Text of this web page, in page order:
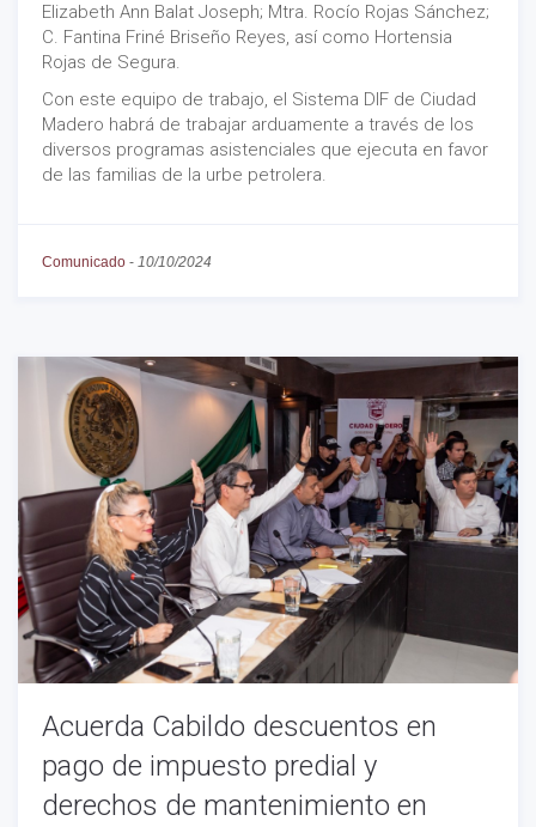
Elizabeth Ann Balat Joseph; Mtra. Rocío Rojas Sánchez;
C. Fantina Friné Briseño Reyes, así como Hortensia
Rojas de Segura.
Con este equipo de trabajo, el Sistema DIF de Ciudad
Madero habrá de trabajar arduamente a través de los
diversos programas asistenciales que ejecuta en favor
de las familias de la urbe petrolera.
Comunicado - 10/10/2024
Acuerda Cabildo descuentos en
pago de impuesto predial y
derechos de mantenimiento en